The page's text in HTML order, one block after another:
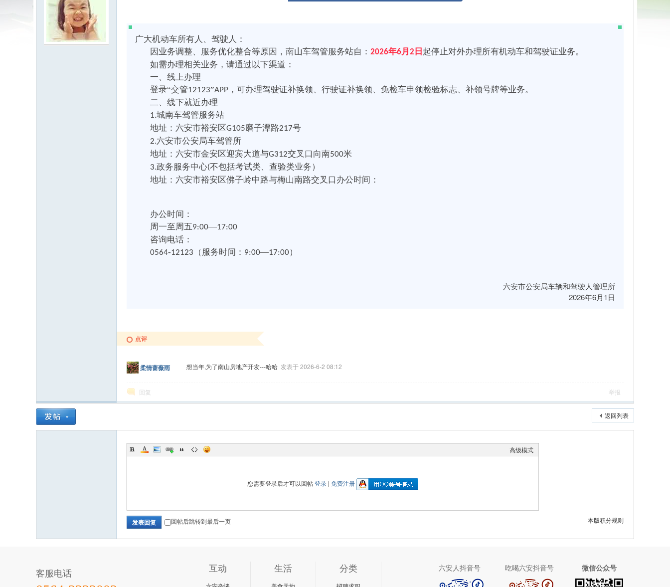
广大机动车所有人、驾驶人：
因业务调整、服务优化整合等原因，南山车驾管服务站自： 2026年6月 2 日 起停止对外办理所有机动车和驾驶证业务。
如需办理相关业务，请通过以下渠道：
一、线上办理
登录“交管12123”APP ，可办理驾驶证补换领、行驶证补换领、免检车申领检验标志、补领号牌等业务。
二、线下就近办理
1.城南车驾管服务站
地址：六安市裕安区G105磨子潭路217号
2.六安市公安局车驾管所
地址：六安市金安区迎宾大道与G312交叉口向南500米
3.政务服务中心(不包括考试类、查验类业务）
地址：六安市裕安区佛子岭中路与梅山南路交叉口办公时间：
办公时间：
周一至周五9:00—17:00
咨询电话：
0564‑12123 （服务时间： 9:00—17:00）
六安市公安局车辆和驾驶人管理所
2026年6月1日
点评
柔情蔷薇雨 想当年,为了南山房地产开发---哈哈 发表于 2026-6-2 08:12
回复 举报
返回列表
高级模式
您需要登录后才可以回帖登录 | 免费注册
本版积分规则
发表回复 回帖后跳转到最后一页
客服电话 互动 生活 分类 六安人抖音号 吃喝六安抖音号 微信公众号